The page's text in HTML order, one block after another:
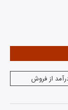
از فروش